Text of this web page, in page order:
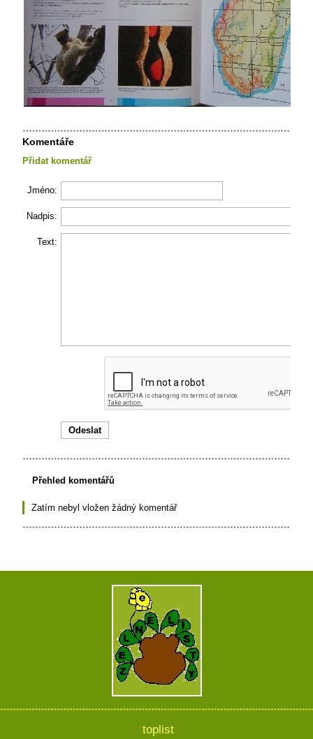
Komentáře
Přidat komentář
Jméno:
Nadpis:
Text:
Přehled komentářů
Zatím nebyl vložen žádný komentář
toplist